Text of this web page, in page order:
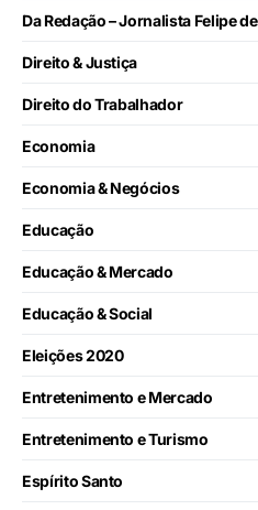
Da Redação – Jornalista Felipe
Direito & Justiça
Direito do Trabalhador
Economia
Economia & Negócios
Educação
Educação & Mercado
Educação & Social
Eleições 2020
Entretenimento e Mercado
Entretenimento e Turismo
Espírito Santo